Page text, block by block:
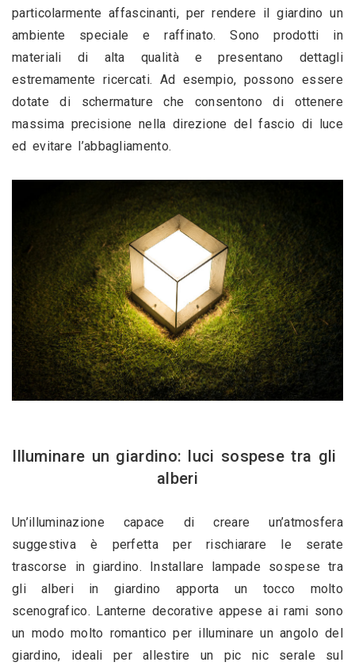
particolarmente affascinanti, per rendere il giardino un
ambiente speciale e raffinato. Sono prodotti in
materiali di alta qualità e presentano dettagli
estremamente ricercati. Ad esempio, possono essere
dotate di schermature che consentono di ottenere
massima precisione nella direzione del fascio di luce
ed evitare l’abbagliamento.
Illuminare un giardino: luci sospese tra gli
alberi
Un’illuminazione capace di creare un’atmosfera
suggestiva è perfetta per rischiarare le serate
trascorse in giardino. Installare lampade sospese tra
gli alberi in giardino apporta un tocco molto
scenografico. Lanterne decorative appese ai rami sono
un modo molto romantico per illuminare un angolo del
giardino, ideali per allestire un pic nic serale sul